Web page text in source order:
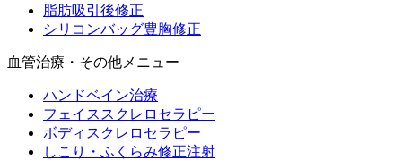
脂肪吸引後修正
シリコンバッグ豊胸修正
血管治療・その他メニュー
ハンドベイン治療
フェイススクレロセラピー
ボディスクレロセラピー
しこり・ふくらみ修正注射